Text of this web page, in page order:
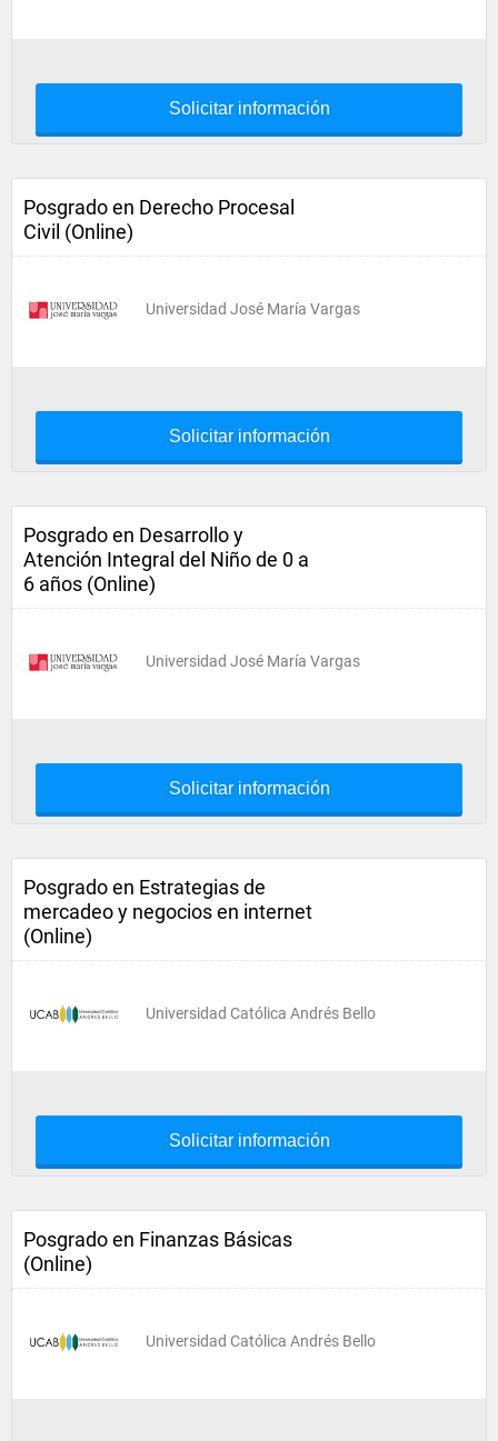
Solicitar información
Posgrado en Derecho Procesal
Civil (Online)
Universidad José María Vargas
Solicitar información
Posgrado en Desarrollo y
Atención Integral del Niño de 0 a
6 años (Online)
Universidad José María Vargas
Solicitar información
Posgrado en Estrategias de
mercadeo y negocios en internet
(Online)
Universidad Católica Andrés Bello
Solicitar información
Posgrado en Finanzas Básicas
(Online)
Universidad Católica Andrés Bello